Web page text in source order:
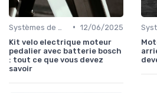
• 12/06/2025
Kit velo electrique moteur
pedalier avec batterie bosch
: tout ce que vous devez
savoir